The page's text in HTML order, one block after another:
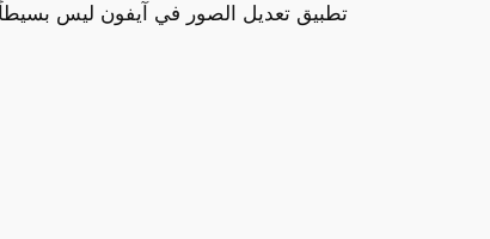
تطبيق تعديل الصور في آيفون ليس بسيطاً